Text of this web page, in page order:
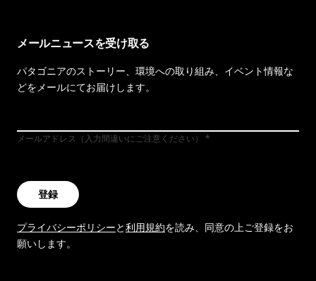
メールニュースを受け取る
パタゴニアのストーリー、環境への取り組み、イベント情報な
どをメールにてお届けします。
メールアドレス（入力間違いにご注意ください）
登録
プライバシーポリシーと利用規約を読み、同意の上ご登録をお
願いします。